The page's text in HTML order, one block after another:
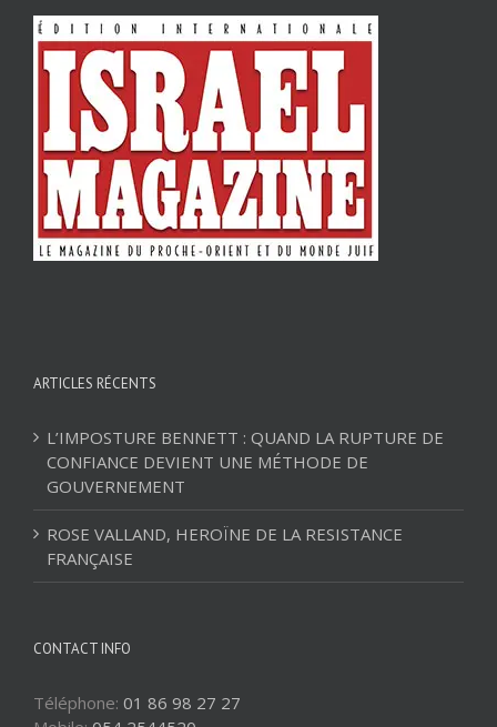
ARTICLES RÉCENTS
L’IMPOSTURE BENNETT : QUAND LA RUPTURE DE
CONFIANCE DEVIENT UNE MÉTHODE DE
GOUVERNEMENT
ROSE VALLAND, HEROÏNE DE LA RESISTANCE
FRANÇAISE
CONTACT INFO
Téléphone: 01 86 98 27 27